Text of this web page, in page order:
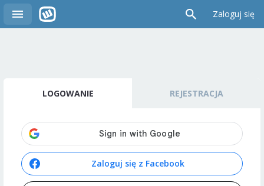
Zaloguj się
LOGOWANIE REJESTRACJA
Zaloguj się z Facebook